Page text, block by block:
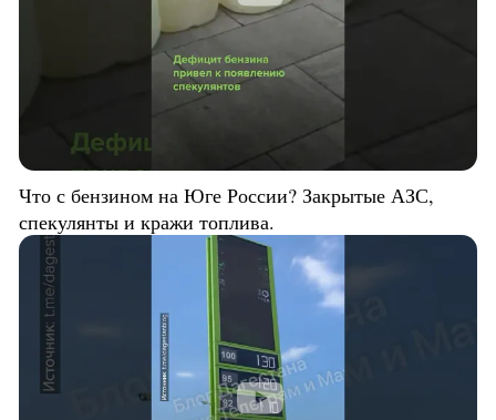
Что с бензином на Юге России? Закрытые АЗС,
спекулянты и кражи топлива.